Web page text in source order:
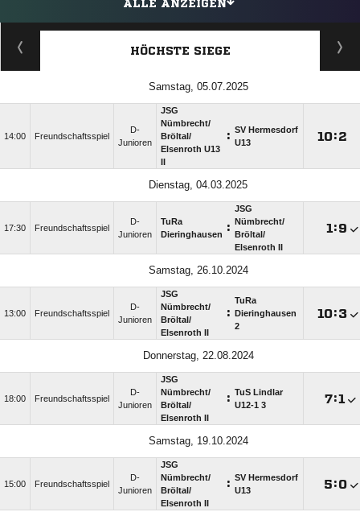
ALLE ANZEIGEN
HÖCHSTE SIEGE
Samstag, 05.07.2025
14:00 Freundschaftsspiel
D-
Junioren
JSG
Nümbrecht/​
Bröltal/​
Elsenroth U13
: SV Hermesdorf
U13
:
Dienstag, 04.03.2025
17:30 Freundschaftsspiel
D-
Junioren
TuRa
Dieringhausen :
JSG
Nümbrecht/​
Bröltal/​
Elsenroth II
:
Samstag, 26.10.2024
13:00 Freundschaftsspiel
D-
Junioren
JSG
Nümbrecht/​
Bröltal/​
Elsenroth II
:
TuRa
Dieringhausen
2
:
Donnerstag, 22.08.2024
18:00 Freundschaftsspiel
D-
Junioren
JSG
Nümbrecht/​
Bröltal/​
Elsenroth II
: TuS Lindlar
U12-1 3
:
Samstag, 19.10.2024
15:00 Freundschaftsspiel
D-
Junioren
JSG
Nümbrecht/​
Bröltal/​
Elsenroth II
: SV Hermesdorf
U13
: